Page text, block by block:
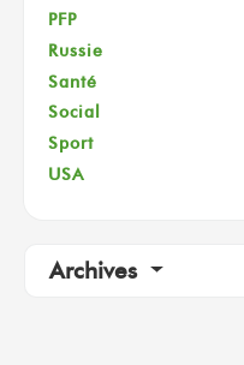
PFP
Russie
Santé
Social
Sport
USA
Archives